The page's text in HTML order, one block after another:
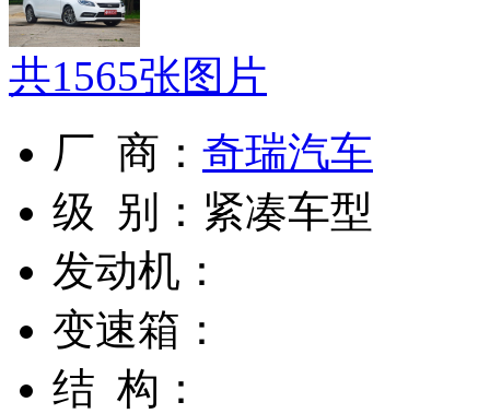
共1565张图片
厂 商： 奇瑞汽车
级 别： 紧凑车型
发动机：
变速箱：
结 构：